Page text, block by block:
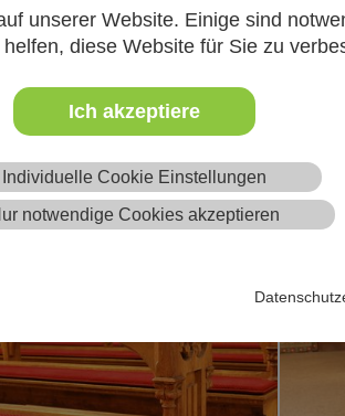
unserer Website. Einige sind
diese Website für Sie zu
Ich akzeptiere
Individuelle Cookie Einstellungen
notwendige Cookies akzeptieren
Kevelaer
ist eine der farbenprächtigsten
und nicht nur bei
der Qualität "Original
auf den Kirchenbänken und
Behaglichkeit in dieser schönen